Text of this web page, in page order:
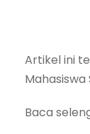
Artikel ini
Mahasiswa
Baca